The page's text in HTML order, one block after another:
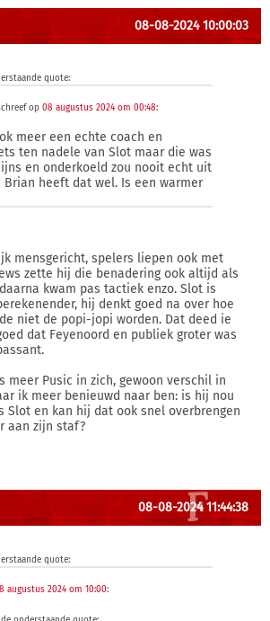
08-08-2024 10:00:03
quote:
op 08 augustus 2024 om 00:48:
meer een echte coach en
ten nadele van Slot maar die was
en onderkoeld zou nooit echt uit
Brian heeft dat wel. Is een warmer
mensgericht, spelers liepen ook met
zette hij die benadering ook altijd als
kwam pas tactiek enzo. Slot is
hij denkt goed na over hoe
niet de popi-jopi worden. Dat deed ie
dat Feyenoord en publiek groter was
meer Pusic in zich, gewoon verschil in
ik meer benieuwd naar ben: is hij nou
Slot en kan hij dat ook snel overbrengen
aan zijn staf?
08-08-2024 11:44:38
quote:
augustus 2024 om 10:00: